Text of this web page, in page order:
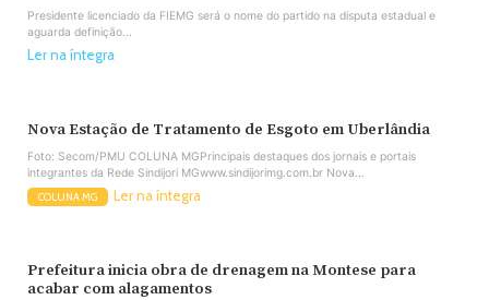
Presidente licenciado da FIEMG será o nome do partido na disputa estadual e
aguarda definição...
Ler na íntegra
Nova Estação de Tratamento de Esgoto em Uberlândia
Foto: Secom/PMU COLUNA MGPrincipais destaques dos jornais e portais
integrantes da Rede Sindijori MGwww.sindijorimg.com.br Nova...
COLUNA MG Ler na íntegra
Prefeitura inicia obra de drenagem na Montese para
acabar com alagamentos